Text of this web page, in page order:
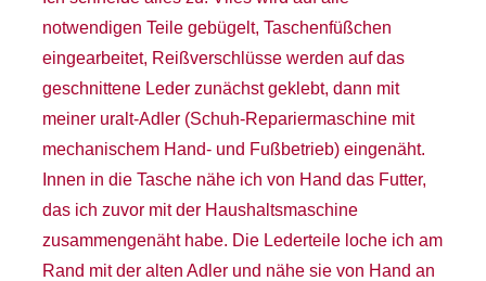
notwendigen Teile gebügelt, Taschenfüßchen
eingearbeitet, Reißverschlüsse werden auf das
geschnittene Leder zunächst geklebt, dann mit
meiner uralt-Adler (Schuh-Repariermaschine mit
mechanischem Hand- und Fußbetrieb) eingenäht.
Innen in die Tasche nähe ich von Hand das Futter,
das ich zuvor mit der Haushaltsmaschine
zusammengenäht habe. Die Lederteile loche ich am
Rand mit der alten Adler und nähe sie von Hand an